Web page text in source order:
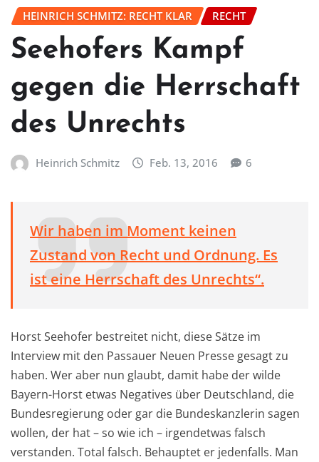
HEINRICH SCHMITZ: RECHT KLAR RECHT
Seehofers Kampf
gegen die Herrschaft
des Unrechts
Heinrich Schmitz Feb. 13, 2016 6
Wir haben im Moment keinen
Zustand von Recht und Ordnung. Es
ist eine Herrschaft des Unrechts“.
Horst Seehofer bestreitet nicht, diese Sätze im
Interview mit den Passauer Neuen Presse gesagt zu
haben. Wer aber nun glaubt, damit habe der wilde
Bayern-Horst etwas Negatives über Deutschland, die
Bundesregierung oder gar die Bundeskanzlerin sagen
wollen, der hat – so wie ich – irgendetwas falsch
verstanden. Total falsch. Behauptet er jedenfalls. Man